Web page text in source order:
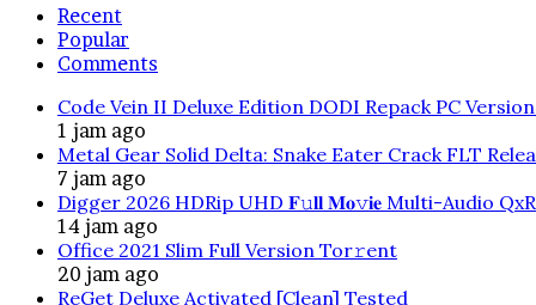
Recent
Popular
Comments
Code Vein II Deluxe Edition DODI Repack PC
1 jam ago
Metal Gear Solid Delta: Snake Eater Crack FLT
7 jam ago
Digger 2026 HDRip UHD 𝐅𝚞𝐥𝐥 𝐌𝐨𝚟𝐢𝐞 Multi-Audio QxR
14 jam ago
Office 2021 Slim Full Version Tor𝚛ent
20 jam ago
ReGet Deluxe Activated [Clean] Tested